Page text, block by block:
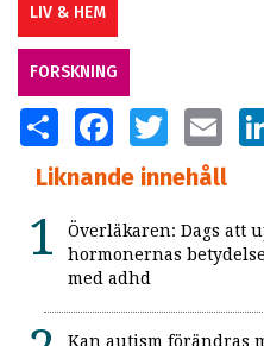
LIV & HEM
FORSKNING
SHARE FACEBOOKTWITTER EMAIL
Liknande innehåll
Överläkaren: Dags att
hormonernas
med adhd
Kan autism förändras